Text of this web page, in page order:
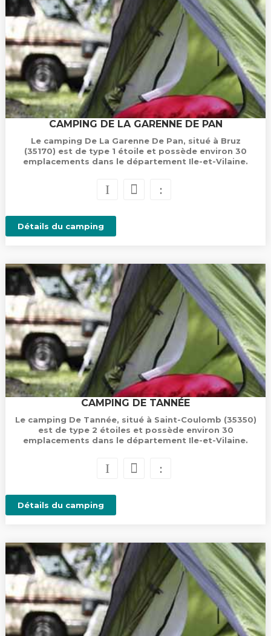
CAMPING DE LA GARENNE DE PAN
Le camping De La Garenne De Pan, situé à Bruz
(35170) est de type 1 étoile et possède environ 30
emplacements dans le département Ile-et-Vilaine.
Détails du camping
CAMPING DE TANNÉE
Le camping De Tannée, situé à Saint-Coulomb (35350)
est de type 2 étoiles et possède environ 30
emplacements dans le département Ile-et-Vilaine.
Détails du camping